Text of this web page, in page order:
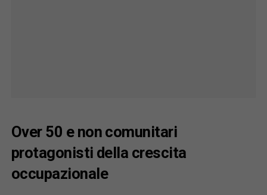
Over 50 e non comunitari
protagonisti della crescita
occupazionale